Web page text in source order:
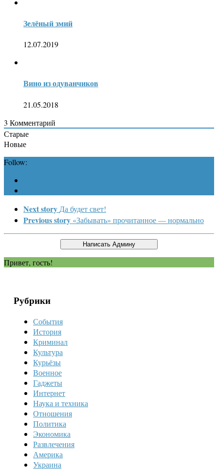
Зелёный змий
12.07.2019
Вино из одуванчиков
21.05.2018
3 Комментарий
Старые
Новые
Follow:
Next story Да будет свет!
Previous story «Забывать» прочитанное — нормально
Привет, гость!
Рубрики
События
История
Криминал
Культура
Курьёзы
Военное
Гаджеты
Интернет
Наука и техника
Отношения
Политика
Экономика
Развлечения
Америка
Украина